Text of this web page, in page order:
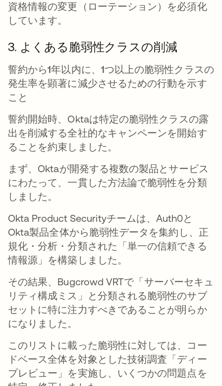
資格情報の変更（ローテーション）を必須化
しています。
3. よくある脆弱性クラスの削減
誓約から1年以内に、1つ以上の脆弱性クラスの
発生率を顕著に減少させるための行動を示す
こと
誓約開始時、Oktaは特定の脆弱性クラスの露
出を削減する全社的なキャンペーンを開始す
ることを約束しました。
まず、Oktaが開発する複数の製品とサービス
にわたって、一貫した方法論で脆弱性を分類
しました。
Okta Product Securityチームは、Auth0と
Okta製品全体から脆弱性データを集約し、正
規化・分析・分類された「単一の信頼できる
情報源」を構築しました。
その結果、Bugcrowd VRTで「サーバーセキュ
リティ構成ミス」と分類される脆弱性のサブ
セットに特に注力すべきであることが明らか
になりました。
このリストに載った脆弱性に対しては、コー
ドベース全体を対象とした技術調査「ディー
プレビュー」を実施し、いくつかの問題点を